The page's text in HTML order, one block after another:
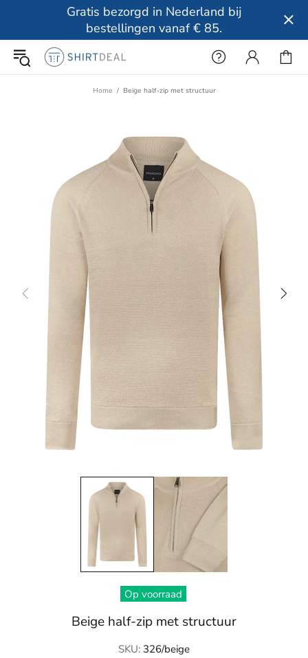
Gratis bezorgd in Nederland bij
bestellingen vanaf € 85.
Home Beige half-zip met structuur
Op voorraad
Beige half-zip met structuur
SKU: 326/beige